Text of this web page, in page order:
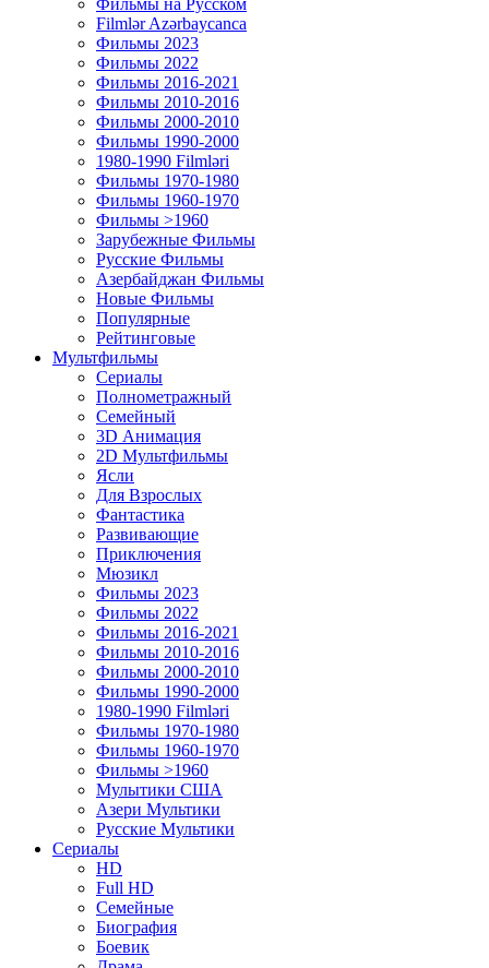
Фильмы на Русском
Filmlər Azərbaycanca
Фильмы 2023
Фильмы 2022
Фильмы 2016-2021
Фильмы 2010-2016
Фильмы 2000-2010
Фильмы 1990-2000
1980-1990 Filmləri
Фильмы 1970-1980
Фильмы 1960-1970
Фильмы >1960
Зарубежные Фильмы
Русские Фильмы
Азербайджан Фильмы
Новые Фильмы
Популярные
Рейтинговые
Мультфильмы
Сериалы
Полнометражный
Семейный
3D Анимация
2D Мультфильмы
Ясли
Для Взрослых
Фантастика
Развивающие
Приключения
Мюзикл
Фильмы 2023
Фильмы 2022
Фильмы 2016-2021
Фильмы 2010-2016
Фильмы 2000-2010
Фильмы 1990-2000
1980-1990 Filmləri
Фильмы 1970-1980
Фильмы 1960-1970
Фильмы >1960
Мулытики США
Азери Мультики
Русские Мультики
Сериалы
HD
Full HD
Семейные
Биография
Боевик